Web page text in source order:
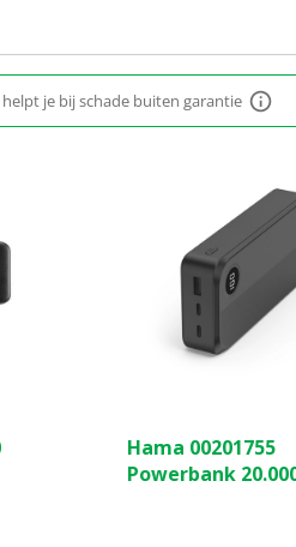
helpt je bij schade buiten garantie
van
de
Hama 00201755
Powerbank